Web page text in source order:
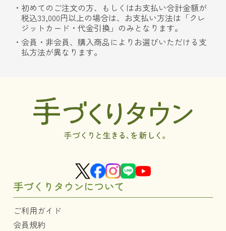
初めてのご注文の方、もしくはお支払い合計金額が
税込33,000円以上の場合は、お支払い方法は「クレ
ジットカード・代金引換」のみとなります。
会員・非会員、購入商品によりお選びいただける支
払方法が異なります。
手づくりタウンについて
ご利用ガイド
会員規約